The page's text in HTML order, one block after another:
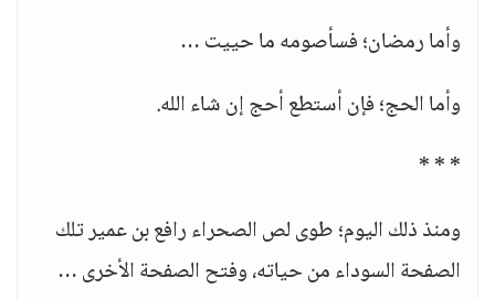
وأما رمضان؛ فسأصومه ما حييت …
وأما الحج؛ فإن أستطع أحج إن شاء الله.
* * *
ومنذ ذلك اليوم؛ طوى لص الصحراء رافع بن عمير تلك
الصفحة السوداء من حياته، وفتح الصفحة الأخرى …